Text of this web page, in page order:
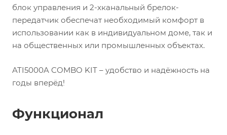
блок управления и 2-хканальный брелок-
передатчик обеспечат необходимый комфорт в
использовании как в индивидуальном доме, так и
на общественных или промышленных объектах.
ATI5000A COMBO KIT – удобство и надёжность на
годы вперёд!
Функционал